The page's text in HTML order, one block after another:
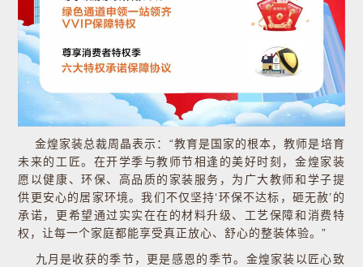
金煌家装总裁周晶表示：“教育是国家的根本，教师是培育
未来的工匠。在开学季与教师节相逢的美好时刻，金煌家装
愿以健康、环保、高品质的家装服务，为广大教师和学子提
供更安心的居家环境。我们不仅坚持‘环保不达标，砸无赦’的
承诺，更希望通过实实在在的材料升级、工艺保障和消费特
权，让每一个家庭都能享受真正放心、舒心的整装体验。”
九月是收获的季节，更是感恩的季节。金煌家装以匠心致